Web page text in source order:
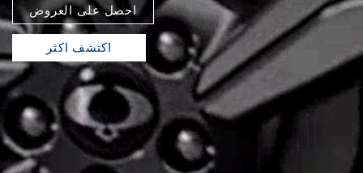
احصل على العروض
اكتشف اكثر